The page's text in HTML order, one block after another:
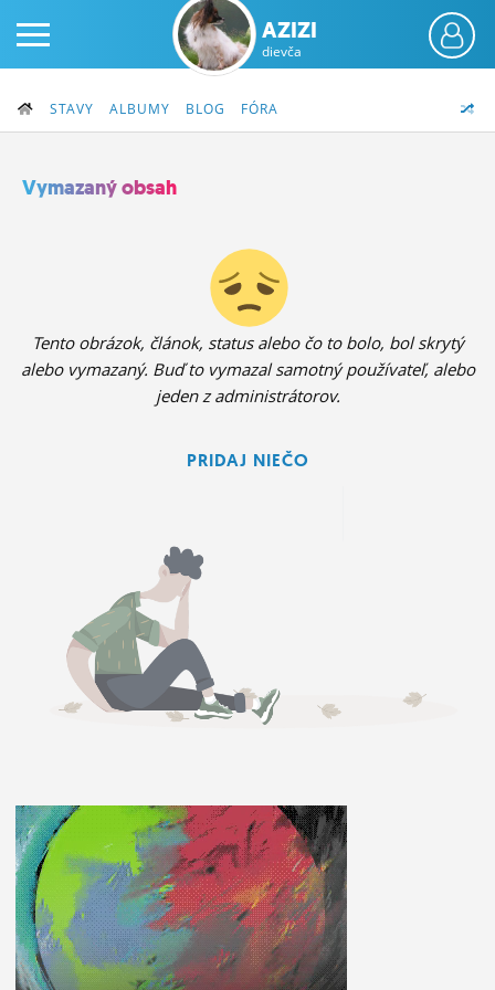
FÓRUM
STATUSY
MÔJ PROFIL
NASTAVENIA
ROLETA
AZIZI
dievča
STAVY ALBUMY BLOG FÓRA
Vymazaný obsah
Tento obrázok, článok, status alebo čo to bolo, bol skrytý
alebo vymazaný. Buď to vymazal samotný používateľ, alebo
jeden z administrátorov.
PRIDAJ NIEČO